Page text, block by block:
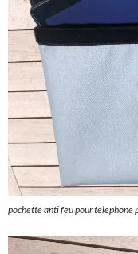
pochette anti feu pour